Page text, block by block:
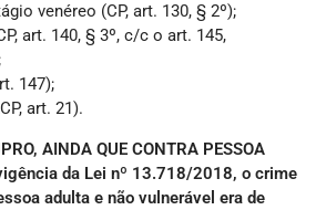
venéreo (CP, art. 130, § 2º);
art. 140, § 3º, c/c o art. 145,
147);
art. 21).
AINDA QUE CONTRA PESSOA
da Lei nº 13.718/2018, o crime
adulta e não vulnerável era de